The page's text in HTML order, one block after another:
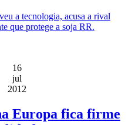
a tecnologia, acusa a rival
que protege a soja RR.
16
jul
2012
Europa fica firme